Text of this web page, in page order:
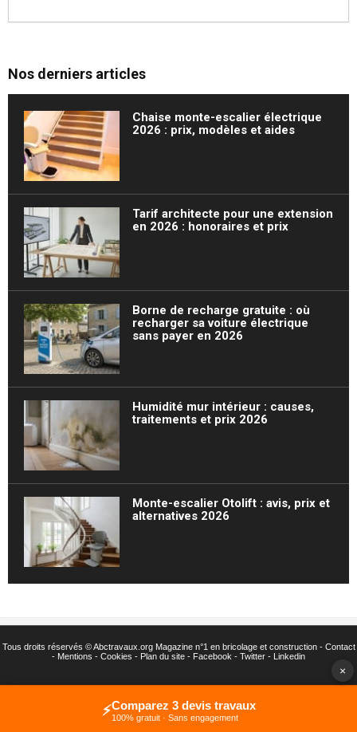
Nos derniers articles
Chaise monte-escalier électrique
2026 : prix, modèles et aides
Tarif architecte pour une extension
en 2026 : honoraires et prix
Borne de recharge gratuite : où
recharger sa voiture électrique
sans payer en 2026
Humidité mur intérieur : causes,
traitements et prix 2026
Monte-escalier Otolift : avis, prix et
alternatives 2026
Tous droits réservés ©Abctravaux.org Magazine n°1 en bricolage et construction - Contact
- Mentions - Cookies - Plan du site - Facebook - Twitter - Linkedin
⚡Comparez 3 devis travaux
100% gratuit · Sans engagement
×